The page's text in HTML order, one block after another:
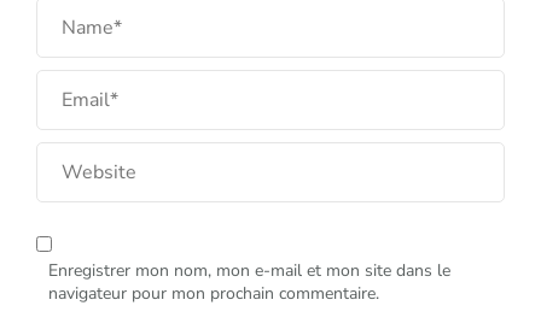
Enregistrer mon nom, mon e-mail et mon site dans le
navigateur pour mon prochain commentaire.